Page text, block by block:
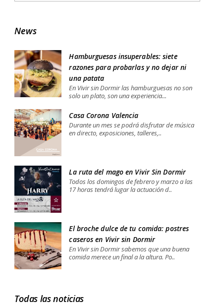
News
Hamburguesas insuperables: siete
razones para probarlas y no dejar ni
una patata
En Vivir sin Dormir las hamburguesas no son
solo un plato, son una experiencia...
Casa Corona Valencia
Durante un mes se podrá disfrutar de música
en directo, exposiciones, talleres,..
La ruta del mago en Vivir Sin Dormir
Todos los domingos de febrero y marzo a las
17 horas tendrá lugar la actuación d..
El broche dulce de tu comida: postres
caseros en Vivir sin Dormir
En Vivir sin Dormir sabemos que una buena
comida merece un final a la altura. Po..
Todas las noticias